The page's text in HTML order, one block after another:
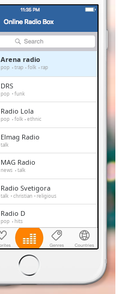
Arena radio
pop trap folk rap
DRS
pop funk
Radio Lola
pop folk ethnic
Elmag Radio
talk
MAG Radio
news talk
Radio Svetigora
talk christian religious
Radio D
pop hits
TDI Crna Gora
news talk adult contemporary
Radio Elita
politics